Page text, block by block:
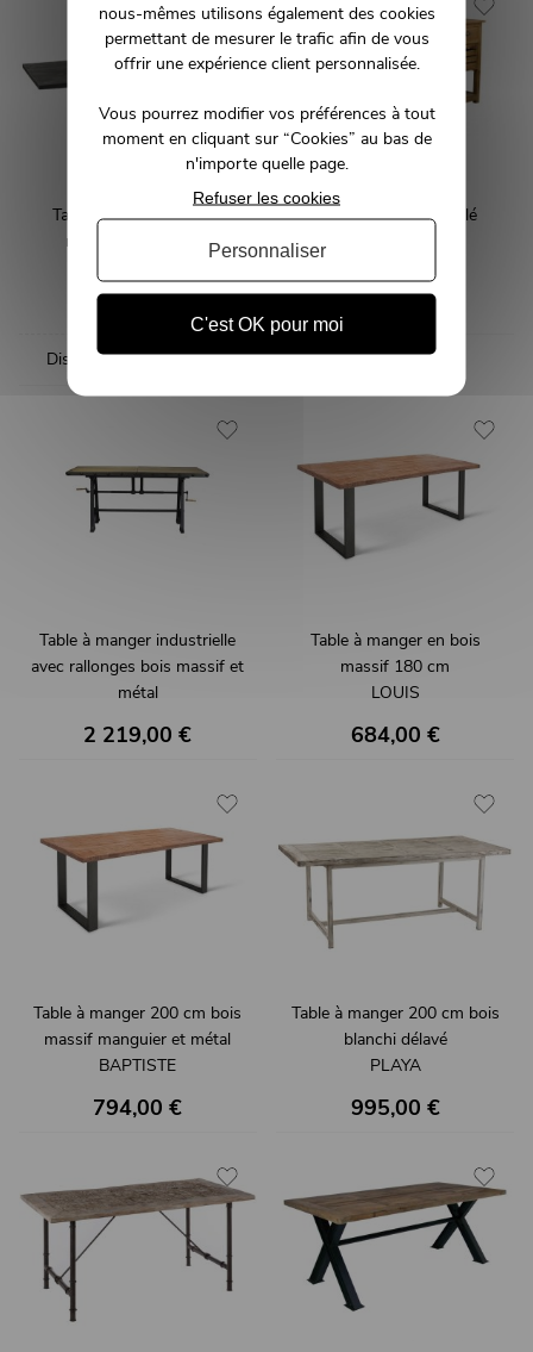
Table à manger en bois
massif d'acacia noir
JAMY
Disponible en 2 couleurs
ilot en bois pin recyclé
1 169,00 €
Table à manger industrielle
avec rallonges bois massif et
métal
2 219,00 €
Table à manger en bois
massif 180 cm
LOUIS
684,00 €
Table à manger 200 cm bois
massif manguier et métal
BAPTISTE
794,00 €
Table à manger 200 cm bois
blanchi délavé
PLAYA
995,00 €
nous-mêmes utilisons également des cookies
permettant de mesurer le trafic afin de vous
offrir une expérience client personnalisée.
Vous pourrez modifier vos préférences à tout
moment en cliquant sur “Cookies” au bas de
n'importe quelle page.
C'est OK pour moi
Refuser les cookies
Personnaliser